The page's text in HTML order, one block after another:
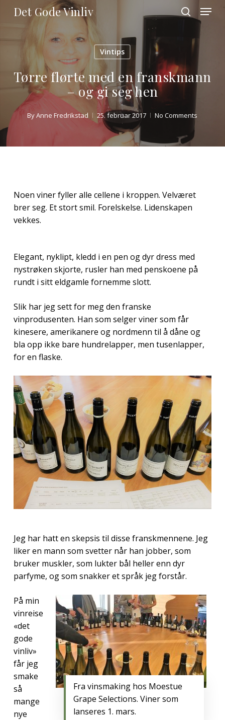
Skip
content
Det Gode Vinliv
search
Menu
Vintips
Tørre flørte med en franskmann
– og gi seg hen
ByAnne Fredrikstad 25. februar 2017 No Comments
Noen viner fyller alle cellene i kroppen. Velværet
brer seg. Et stort smil. Forelskelse. Lidenskapen
vekkes.
Elegant, nyklipt, kledd i en pen og dyr dress med
nystrøken skjorte, rusler han med penskoene på
rundt i sitt eldgamle fornemme slott.
Slik har jeg sett for meg den franske
vinprodusenten. Han som selger viner som får
kinesere, amerikanere og nordmenn til å dåne og
bla opp ikke bare hundrelapper, men tusenlapper,
for en flaske.
Jeg har hatt en skepsis til disse franskmennene. Jeg
liker en mann som svetter når han jobber, som
bruker muskler, som lukter bål heller enn dyr
parfyme, og som snakker et språk jeg forstår.
Fra vinsmaking hos Moestue
Grape Selections. Viner som
lanseres 1. mars.
På min
vinreise
«det
gode
vinliv»
får jeg
smake
så
mange
nye
Close
Menu